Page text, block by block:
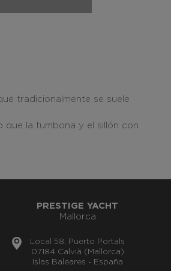
tradicionalmente se suele
que la tumbona y el sillón con
PRESTIGE YACHT
Mallorca
Local 58, Puerto Portals
07184 Calvià (Mallorca)
Islas Baleares - España